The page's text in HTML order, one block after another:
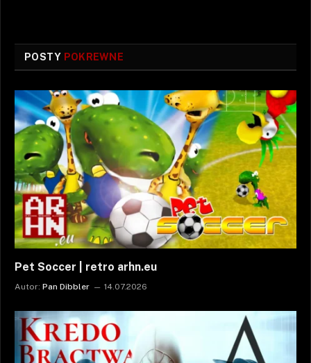
POSTY POKREWNE
Pet Soccer | retro arhn.eu
Autor: Pan Dibbler 14.07.2026